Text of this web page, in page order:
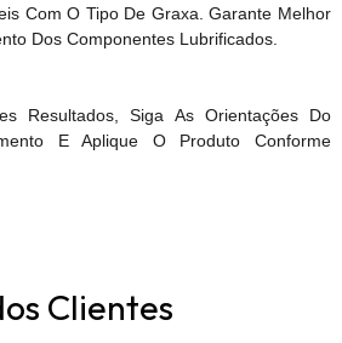
Com O Tipo De Graxa. Garante Melhor
Dos Componentes Lubrificados.
Resultados, Siga As Orientações Do
E Aplique O Produto Conforme
Clientes